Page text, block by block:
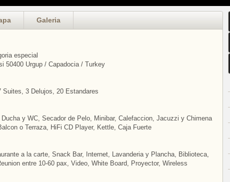
Galeria
especial
50400 Urgup / Capadocia / Turkey
3 Delujos, 20 Estandares
y WC, Secador de Pelo, Minibar, Calefaccion, Jacuzzi y Chimena
o Terraza, HiFi CD Player, Kettle, Caja Fuerte
a la carte, Snack Bar, Internet, Lavanderia y Plancha, Biblioteca,
entre 10-60 pax, Video, White Board, Proyector, Wireless